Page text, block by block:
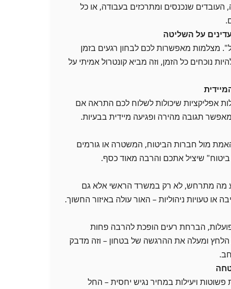
שנכנסים ומתרכזים בעבודה, או כל
על השליטה
מצלמות מאפשרות לכם לבחון רגעים בזמן
נוכחים כל הזמן, וזה מביא קונטרול אמיתי על
אפליקציות שיכולות לשלוח לכם התראה אם
תגובה מהירה ופגיעה מיידית בבעיות.
מול חברות הביטוח, המשטרה או גורמים
ביטוח" שיציל אתכם והרבה מאוד כסף.
מה מתרחש, לא רק במשרד הראשי אלא גם
או טעויות ניהוליות – האור עולה באיזור החשוך.
הברחת רעים הופכת להרבה פחות
ומעלה את ההרגשה של בטחון – וזה מדבק
ויעילות במחיר נגיש יחסית – החל